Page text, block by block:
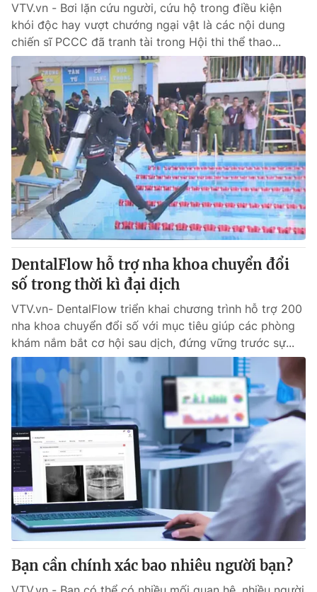
thuận bằng văn bản. Ghi rõ nguồn VTV.vn khi phát hành lại
thông tin từ website này.
VTV.vn - Bơi lặn cứu người, cứu hộ trong điều kiện
khói độc hay vượt chướng ngại vật là các nội dung
chiến sĩ PCCC đã tranh tài trong Hội thi thể thao...
DentalFlow hỗ trợ nha khoa chuyển đổi
số trong thời kì đại dịch
VTV.vn- DentalFlow triển khai chương trình hỗ trợ 200
nha khoa chuyển đổi số với mục tiêu giúp các phòng
khám nắm bắt cơ hội sau dịch, đứng vững trước sự...
Bạn cần chính xác bao nhiêu người bạn?